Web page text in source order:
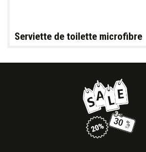
Serviette de toilette microfibre